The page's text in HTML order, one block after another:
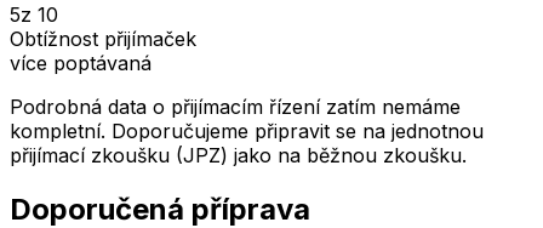
5z 10
Obtížnost přijímaček
více poptávaná
Podrobná data o přijímacím řízení zatím nemáme
kompletní. Doporučujeme připravit se na jednotnou
přijímací zkoušku (JPZ) jako na běžnou zkoušku.
Doporučená příprava